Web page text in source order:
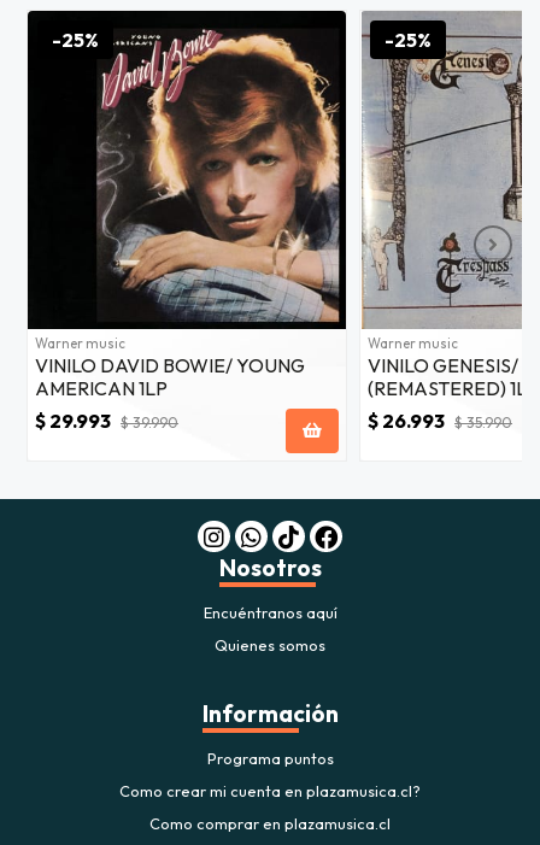
-25%
Warner music
VINILO DAVID BOWIE/ YOUNG
AMERICAN 1LP
$ 29.993 $ 39.990
-25%
Warner music
VINILO GENESIS/
(REMASTERED) 1LP
$ 26.993 $ 35.990
Nosotros
Encuéntranos aquí
Quienes somos
Información
Programa puntos
Como crear mi cuenta en plazamusica.cl?
Como comprar en plazamusica.cl